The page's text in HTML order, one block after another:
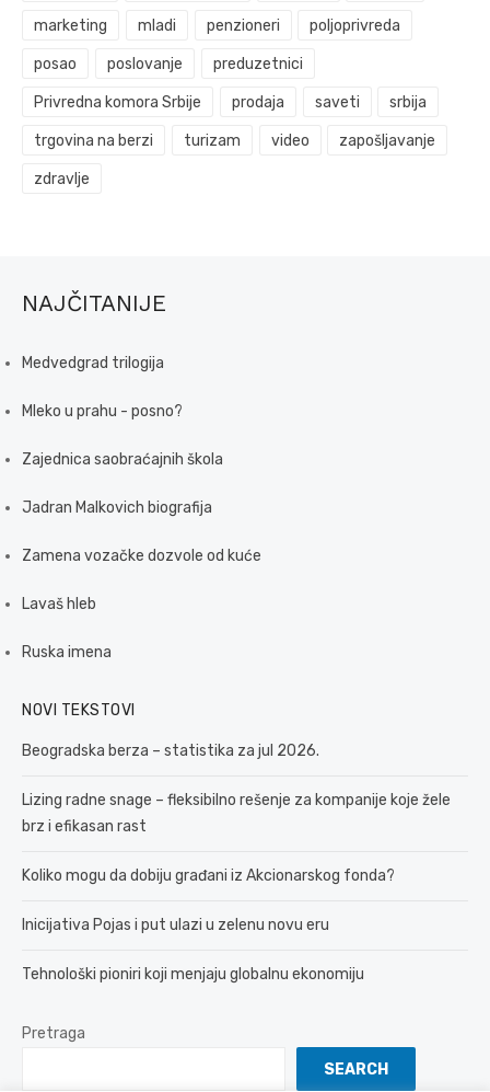
marketing mladi penzioneri poljoprivreda
posao poslovanje preduzetnici
Privredna komora Srbije prodaja saveti srbija
trgovina na berzi turizam video zapošljavanje
zdravlje
NAJČITANIJE
Medvedgrad trilogija
Mleko u prahu - posno?
Zajednica saobraćajnih škola
Jadran Malkovich biografija
Zamena vozačke dozvole od kuće
Lavaš hleb
Ruska imena
NOVI TEKSTOVI
Beogradska berza – statistika za jul 2026.
Lizing radne snage – fleksibilno rešenje za kompanije koje žele
brz i efikasan rast
Koliko mogu da dobiju građani iz Akcionarskog fonda?
Inicijativa Pojas i put ulazi u zelenu novu eru
Tehnološki pioniri koji menjaju globalnu ekonomiju
Pretraga
SEARCH